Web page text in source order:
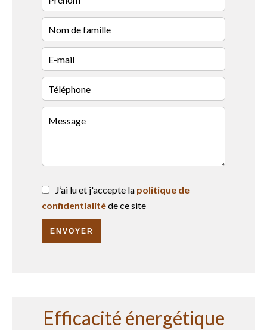
J’ai lu et j'accepte la politique de
confidentialitéde ce site
ENVOYER
Efficacité énergétique